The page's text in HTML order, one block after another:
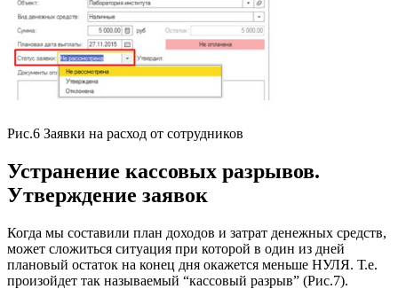
Рис.6 Заявки на расход от сотрудников
Устранение кассовых разрывов.
Утверждение заявок
Когда мы составили план доходов и затрат денежных средств,
может сложиться ситуация при которой в один из дней
плановый остаток на конец дня окажется меньше НУЛЯ. Т.е.
произойдет так называемый “кассовый разрыв” (Рис.7).